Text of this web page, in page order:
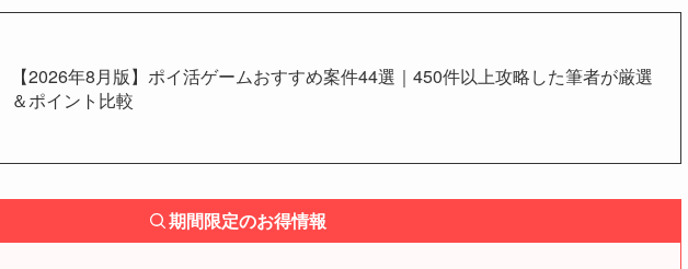
【2026年8月版】ポイ活ゲームおすすめ案件44選｜450件以上攻略した筆者が厳選
＆ポイント比較
期間限定のお得情報